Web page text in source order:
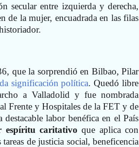
secular entre izquierda y derecha,
de la mujer, encuadrada en las filas
que la sorprendió en Bilbao, Pilar
significación política. Quedó libre
a Valladolid y fue nombrada
Frente y Hospitales de la FET y de
labor benéfica en el País
espíritu caritativo que aplica con
de justicia social, beneficencia